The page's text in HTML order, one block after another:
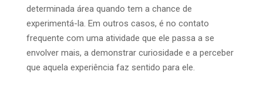
determinada área quando tem a chance de
experimentá-la. Em outros casos, é no contato
frequente com uma atividade que ele passa a se
envolver mais, a demonstrar curiosidade e a perceber
que aquela experiência faz sentido para ele.